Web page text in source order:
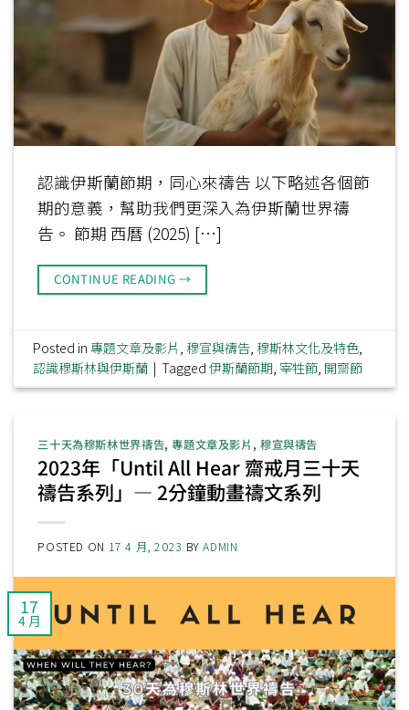
認識伊斯蘭節期，同心來禱告 以下略述各個節
期的意義，幫助我們更深入為伊斯蘭世界禱
告。 節期 西曆 (2025) […]
CONTINUE READING →
Posted in專題文章及影片 ,穆宣與禱告,穆斯林文化及特色,
認識穆斯林與伊斯蘭 | Tagged伊斯蘭節期, 宰牲節, 開齋節
三十天為穆斯林世界禱告,專題文章及影片 , 穆宣與禱告
2023年「Until All Hear 齋戒月三十天
禱告系列」— 2分鐘動畫禱文系列
POSTED ON 17 4 月, 2023 BYADMIN
17
4 月